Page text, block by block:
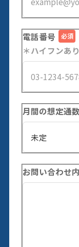
電話番号
＊ハイフンあ
月間の想定通数
お問い合わせ